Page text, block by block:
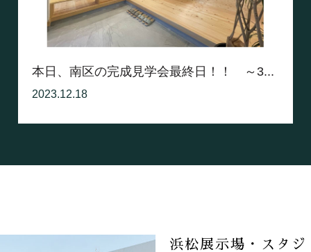
本日、南区の完成見学会最終日！！ ～3...
2023.12.18
浜松展示場・スタジ